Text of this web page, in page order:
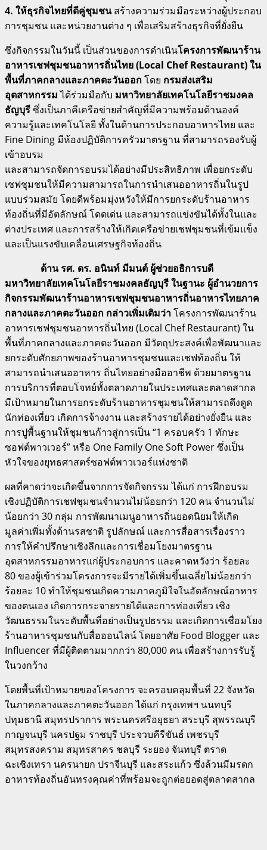
4. ให้ธุรกิจไทยที่ดีคู่ชุมชนสร้างความร่วมมือระหว่างผู้ประกอบ
การชุมชน และหน่วยงานต่าง ๆ เพื่อเสริมสร้างธุรกิจที่ยั่งยืน
ซึ่งกิจกรรมในวันนี้ เป็นส่วนของการดำเนินโครงการพัฒนาร้าน
อาหารเชฟชุมชนอาหารถิ่นไทย (Local Chef Restaurant) ใน
พื้นที่ภาคกลางและภาคตะวันออกโดย กรมส่งเสริม
อุตสาหกรรมได้ร่วมมือกับ มหาวิทยาลัยเทคโนโลยีราชมงคล
ธัญบุรีซึ่งเป็นภาคีเครือข่ายสำคัญที่มีความพร้อมด้านองค์
ความรู้และเทคโนโลยี ทั้งในด้านการประกอบอาหารไทย และ
Fine Dining มีห้องปฏิบัติการครัวมาตรฐาน ที่สามารถรองรับผู้
เข้าอบรม
และสามารถจัดการอบรมได้อย่างมีประสิทธิภาพ เพื่อยกระดับ
เชฟชุมชนให้มีความสามารถในการนำเสนออาหารถิ่นในรูป
แบบร่วมสมัย โดยดีพร้อมมุ่งหวังให้มีการยกระดับร้านอาหาร
ท้องถิ่นที่มีอัตลักษณ์ โดดเด่น และสามารถแข่งขันได้ทั้งในและ
ต่างประเทศ และการสร้างให้เกิดเครือข่ายเชฟชุมชนที่เข้มแข็ง
และเป็นแรงขับเคลื่อนเศรษฐกิจท้องถิ่น
ด้าน รศ. ดร. อนินท์ มีมนต์ ผู้ช่วยอธิการบดี
มหาวิทยาลัยเทคโนโลยีราชมงคลธัญบุรี ในฐานะ ผู้อำนวยการ
กิจกรรมพัฒนาร้านอาหารเชฟชุมชนอาหารถิ่นอาหารไทยภาค
กลางและภาคตะวันออก กล่าวเพิ่มเติมว่าโครงการพัฒนาร้าน
อาหารเชฟชุมชนอาหารถิ่นไทย (Local Chef Restaurant) ใน
พื้นที่ภาคกลางและภาคตะวันออก มีวัตถุประสงค์เพื่อพัฒนาและ
ยกระดับศักยภาพของร้านอาหารชุมชนและเชฟท้องถิ่น ให้
สามารถนำเสนออาหาร ถิ่นไทยอย่างมืออาชีพ ด้วยมาตรฐาน
การบริการที่ตอบโจทย์ทั้งตลาดภายในประเทศและตลาดสากล
มีเป้าหมายในการยกระดับร้านอาหารชุมชนให้สามารถดึงดูด
นักท่องเที่ยว เกิดการจ้างงาน และสร้างรายได้อย่างยั่งยืน และ
การปูพื้นฐานให้ชุมชนก้าวสู่การเป็น “1 ครอบครัว 1 ทักษะ
ซอฟต์พาวเวอร์” หรือ One Family One Soft Power ซึ่งเป็น
หัวใจของยุทธศาสตร์ซอฟต์พาวเวอร์แห่งชาติ
ผลที่คาดว่าจะเกิดขึ้นจากการจัดกิจกรรม ได้แก่ การฝึกอบรม
เชิงปฏิบัติการเชฟชุมชนจำนวนไม่น้อยกว่า 120 คน จำนวนไม่
น้อยกว่า 30 กลุ่ม การพัฒนาเมนูอาหารถิ่นยอดนิยมให้เกิด
มูลค่าเพิ่มทั้งด้านรสชาติ รูปลักษณ์ และการสื่อสารเรื่องราว
การให้คำปรึกษาเชิงลึกและการเชื่อมโยงมาตรฐาน
อุตสาหกรรมอาหารแก่ผู้ประกอบการ และคาดหวังว่า ร้อยละ
80 ของผู้เข้าร่วมโครงการจะมีรายได้เพิ่มขึ้นเฉลี่ยไม่น้อยกว่า
ร้อยละ 10 ทำให้ชุมชนเกิดความภาคภูมิใจในอัตลักษณ์อาหาร
ของตนเอง เกิดการกระจายรายได้และการท่องเที่ยว เชิง
วัฒนธรรมในระดับพื้นที่อย่างเป็นรูปธรรม และเกิดการเชื่อมโยง
ร้านอาหารชุมชนกับสื่อออนไลน์ โดยอาศัย Food Blogger และ
Influencer ที่มีผู้ติดตามมากกว่า 80,000 คน เพื่อสร้างการรับรู้
ในวงกว้าง
โดยพื้นที่เป้าหมายของโครงการ จะครอบคลุมพื้นที่ 22 จังหวัด
ในภาคกลางและภาคตะวันออก ได้แก่ กรุงเทพฯ นนทบุรี
ปทุมธานี สมุทรปราการ พระนครศรีอยุธยา สระบุรี สุพรรณบุรี
กาญจนบุรี นครปฐม ราชบุรี ประจวบคีรีขันธ์ เพชรบุรี
สมุทรสงคราม สมุทรสาคร ชลบุรี ระยอง จันทบุรี ตราด
ฉะเชิงเทรา นครนายก ปราจีนบุรี และสระแก้ว ซึ่งล้วนมีมรดก
อาหารท้องถิ่นอันทรงคุณค่าที่พร้อมจะถูกต่อยอดสู่ตลาดสากล